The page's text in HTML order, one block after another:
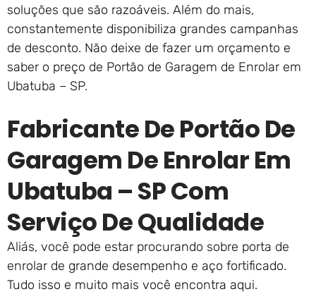
soluções que são razoáveis. Além do mais,
constantemente disponibiliza grandes campanhas
de desconto. Não deixe de fazer um orçamento e
saber o preço de Portão de Garagem de Enrolar em
Ubatuba – SP.
Fabricante De Portão De
Garagem De Enrolar Em
Ubatuba – SP Com
Serviço De Qualidade
Aliás, você pode estar procurando sobre porta de
enrolar de grande desempenho e aço fortificado.
Tudo isso e muito mais você encontra aqui.